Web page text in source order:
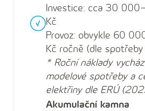
Investice: cca 30
Kč
Provoz: obvykle 60
Kč ročně (dle
* Roční náklady
modelové spotřeby a
elektřiny dle ERÚ
Akumulační kamna